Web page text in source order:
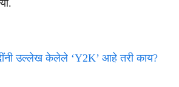
उल्लेख केलेले ‘Y2K’ आहे तरी काय?